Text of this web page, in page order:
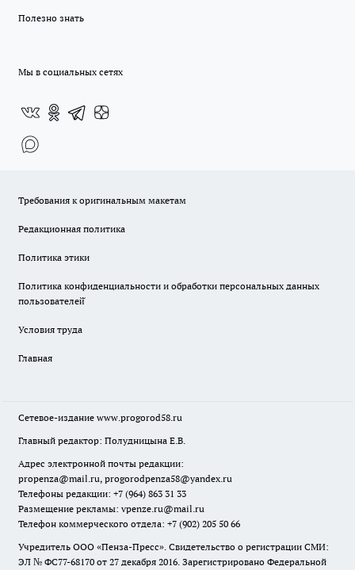
Полезно знать
Мы в социальных сетях
Требования к оригинальным макетам
Редакционная политика
Политика этики
Политика конфиденциальности и обработки персональных данных
пользователей̆
Условия труда
Главная
Сетевое-издание www.progorod58.ru
Главный редактор: Полудницына Е.В.
Адрес электронной почты редакции:
propenza@mail.ru, progorodpenza58@yandex.ru
Телефоны редакции: +7 (964) 863 31 33
Размещение рекламы: vpenze.ru@mail.ru
Телефон коммерческого отдела: +7 (902) 205 50 66
Учредитель ООО «Пенза-Пресс». Свидетельство о регистрации СМИ:
ЭЛ № ФС77-68170 от 27 декабря 2016. Зарегистрировано Федеральной